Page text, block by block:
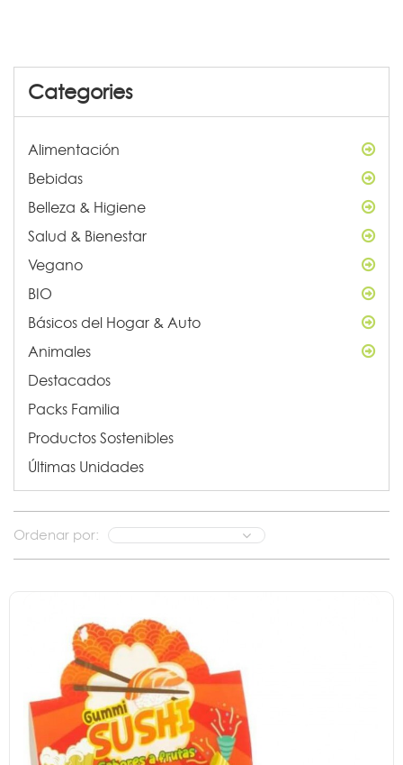
Categories
Alimentación
Bebidas
Belleza & Higiene
Salud & Bienestar
Vegano
BIO
Básicos del Hogar & Auto
Animales
Destacados
Packs Familia
Productos Sostenibles
Últimas Unidades
Ordenar por: